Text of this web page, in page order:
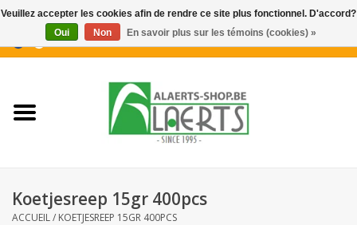
0 Articles - €0,00
Nouveautés
Biscuits pour le café
Koetjesreep 15gr 400pcs
ACCUEIL/ KOETJESREEP 15GR 400PCS
Veuillez accepter les cookies afin de rendre ce site plus fonctionnel. D'accord?
Oui
Non En savoir plus sur les témoins (cookies) »